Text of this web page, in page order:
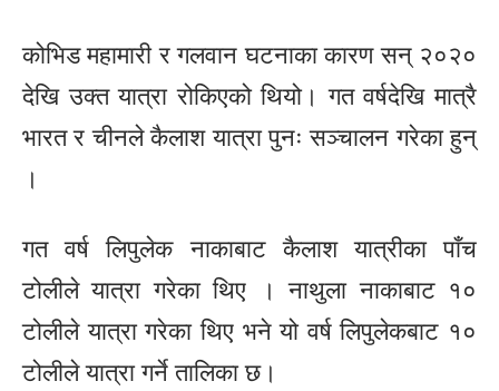
कोभिड महामारी र गलवान घटनाका कारण सन् २०२०
देखि उक्त यात्रा रोकिएको थियो। गत वर्षदेखि मात्रै
भारत र चीनले कैलाश यात्रा पुनः सञ्चालन गरेका हुन्
।
गत वर्ष लिपुलेक नाकाबाट कैलाश यात्रीका पाँच
टोलीले यात्रा गरेका थिए । नाथुला नाकाबाट १०
टोलीले यात्रा गरेका थिए भने यो वर्ष लिपुलेकबाट १०
टोलीले यात्रा गर्ने तालिका छ।